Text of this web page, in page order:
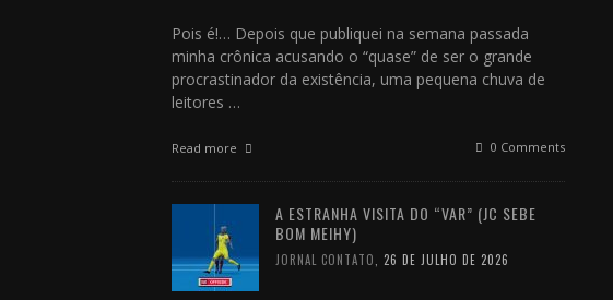
Pois é!… Depois que publiquei na semana passada
minha crônica acusando o “quase” de ser o grande
procrastinador da existência, uma pequena chuva de
leitores …
Read more 0 Comments
A ESTRANHA VISITA DO “VAR” (JC SEBE
BOM MEIHY)
JORNAL CONTATO 26 DE JULHO DE 2026